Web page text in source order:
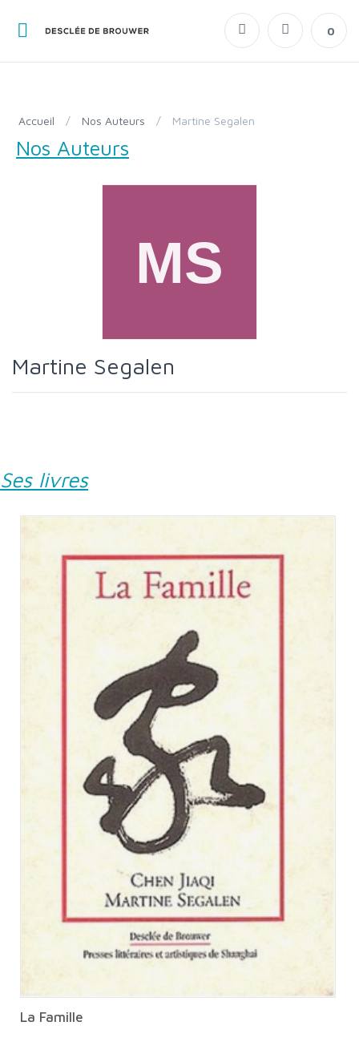
0
Accueil / Nos Auteurs / Martine Segalen
Nos Auteurs
Martine Segalen
Ses livres
La Famille